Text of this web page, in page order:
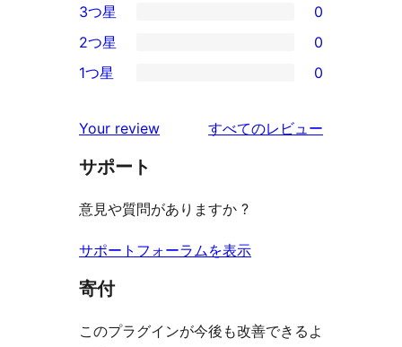
星
レ
ビ
ー
4-
星
レ
ュ
ー
0
3-
星
ビ
ュ
3つ星 0
2-
レ
ビ
ー
2つ星 0
星
レ
ュ
ー
1つ星 0
Your review すべてのレビュー
サポート
意見や質問がありますか ?
サポートフォーラムを表示
寄付
このプラグインが今後も改善できるよ